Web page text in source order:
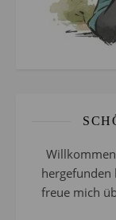
hergefunden
freue mich